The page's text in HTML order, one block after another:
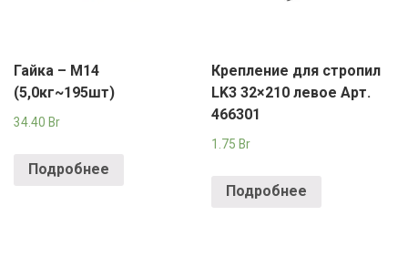
Гайка – М14
(5,0кг~195шт)
34.40 Br
Подробнее
Крепление для стропил
LK3 32×210 левое Арт.
466301
1.75 Br
Подробнее